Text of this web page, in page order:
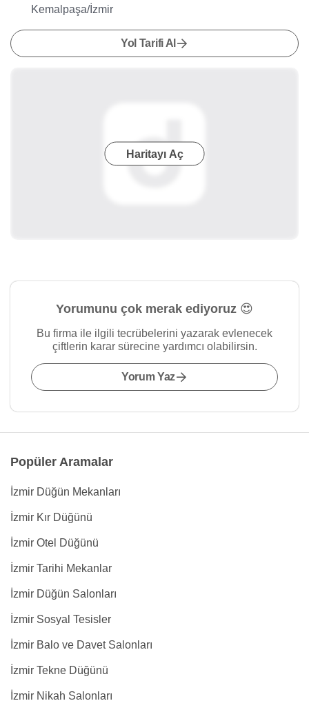
Kemalpaşa/İzmir
Yol Tarifi Al
Haritayı Aç
Yorumunu çok merak ediyoruz 😍
Bu firma ile ilgili tecrübelerini yazarak evlenecek
çiftlerin karar sürecine yardımcı olabilirsin.
Yorum Yaz
Popüler Aramalar
İzmir Düğün Mekanları
İzmir Kır Düğünü
İzmir Otel Düğünü
İzmir Tarihi Mekanlar
İzmir Düğün Salonları
İzmir Sosyal Tesisler
İzmir Balo ve Davet Salonları
İzmir Tekne Düğünü
İzmir Nikah Salonları